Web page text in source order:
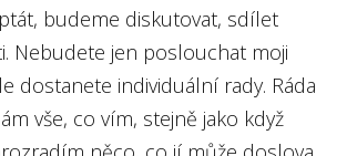
budeme diskutovat, sdílet
Nebudete jen poslouchat moji
dostanete individuální rady. Ráda
vše, co vím, stejně jako když